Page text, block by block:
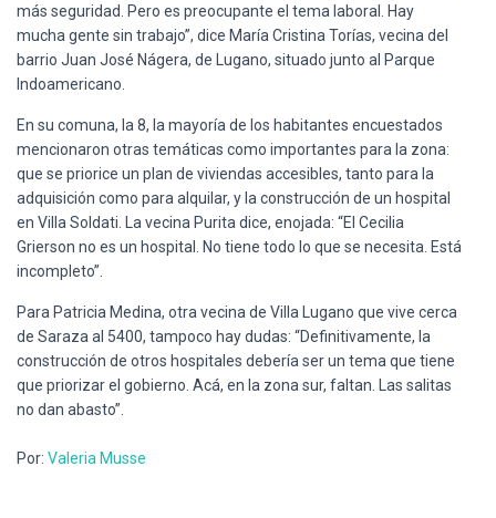
más seguridad. Pero es preocupante el tema laboral. Hay
mucha gente sin trabajo”, dice María Cristina Torías, vecina del
barrio Juan José Nágera, de Lugano, situado junto al Parque
Indoamericano.
En su comuna, la 8, la mayoría de los habitantes encuestados
mencionaron otras temáticas como importantes para la zona:
que se priorice un plan de viviendas accesibles, tanto para la
adquisición como para alquilar, y la construcción de un hospital
en Villa Soldati. La vecina Purita dice, enojada: “El Cecilia
Grierson no es un hospital. No tiene todo lo que se necesita. Está
incompleto”.
Para Patricia Medina, otra vecina de Villa Lugano que vive cerca
de Saraza al 5400, tampoco hay dudas: “Definitivamente, la
construcción de otros hospitales debería ser un tema que tiene
que priorizar el gobierno. Acá, en la zona sur, faltan. Las salitas
no dan abasto”.
Por: Valeria Musse